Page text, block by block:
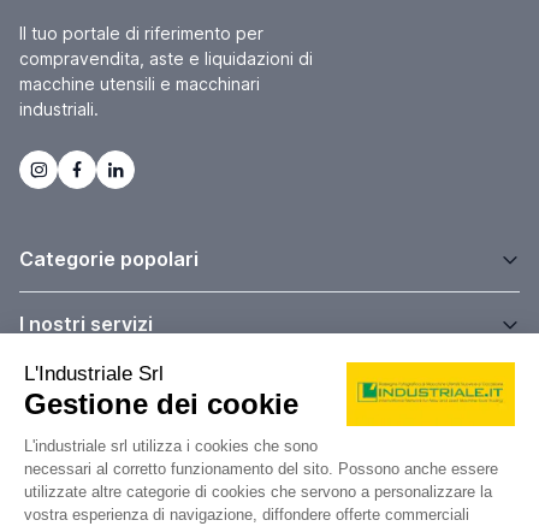
Il tuo portale di riferimento per
compravendita, aste e liquidazioni di
macchine utensili e macchinari
industriali.
Categorie popolari
I nostri servizi
Informazioni utili
Dati Legali
L'industriale s.r.l.
P. IVA: 12212870153